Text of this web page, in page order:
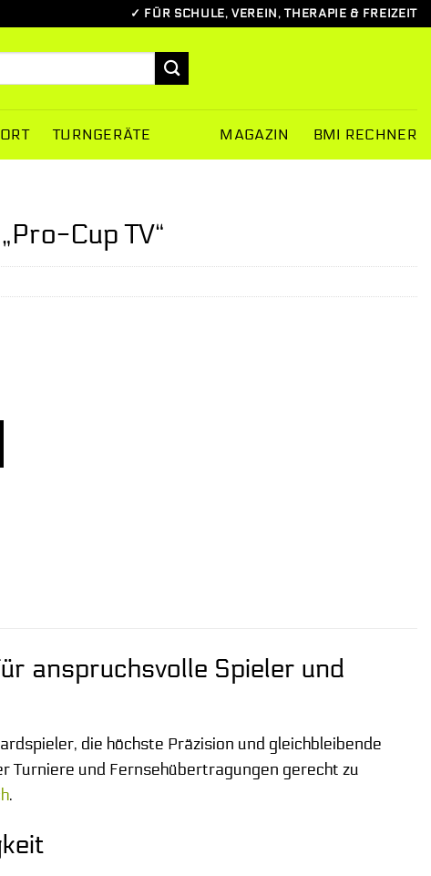
✓ FÜR SCHULE, VEREIN, THERAPIE & FREIZEIT
TURNGERÄTE MAGAZIN BMI RECHNER
Cup TV“
anspruchsvolle Spieler und
die höchste Präzision und gleichbleibende
Turniere und Fernsehübertragungen gerecht zu
.